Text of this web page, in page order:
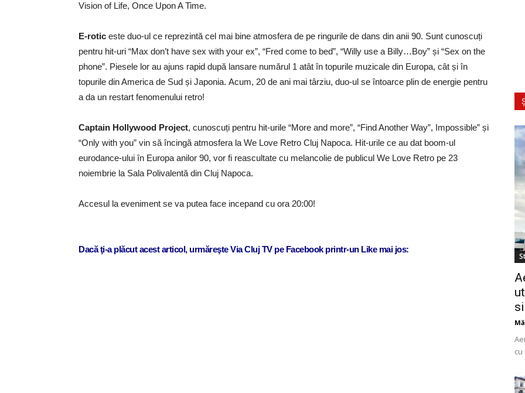
Vision of Life, Once Upon A Time.
E-rotic este duo-ul ce reprezintă cel mai bine atmosfera de pe ringurile de dans din anii 90. Sunt cunoscuți
pentru hit-uri “Max don’t have sex with your ex”, “Fred come to bed”, “Willy use a Billy…Boy” și “Sex on the
phone”. Piesele lor au ajuns rapid după lansare numărul 1 atât în topurile muzicale din Europa, cât și în
topurile din America de Sud și Japonia. Acum, 20 de ani mai târziu, duo-ul se întoarce plin de energie pentru
a da un restart fenomenului retro!
Captain Hollywood Project, cunoscuți pentru hit-urile “More and more”, “Find Another Way”, Impossible” și
“Only with you” vin să încingă atmosfera la We Love Retro Cluj Napoca. Hit-urile ce au dat boom-ul
eurodance-ului în Europa anilor 90, vor fi reascultate cu melancolie de publicul We Love Retro pe 23
noiembrie la Sala Polivalentă din Cluj Napoca.
Accesul la eveniment se va putea face incepand cu ora 20:00!
Dacă ţi-a plăcut acest articol, urmăreşte Via Cluj TV pe Facebook printr-un Like mai jos: